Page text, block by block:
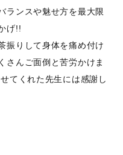
ランスや魅せ方を最大限
げ!!
振りして身体を痛め付け
さんご面倒と苦労かけま
てくれた先生には感謝し